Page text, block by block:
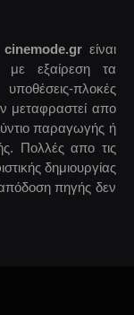
cinemode.gr είναι
με εξαίρεση τα
πλοκές
μεταφραστεί απο
παραγωγής ή
Πολλές απο τις
δημιουργίας
πηγής δεν